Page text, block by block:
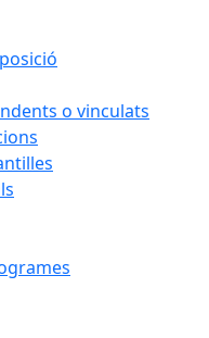
o vinculats